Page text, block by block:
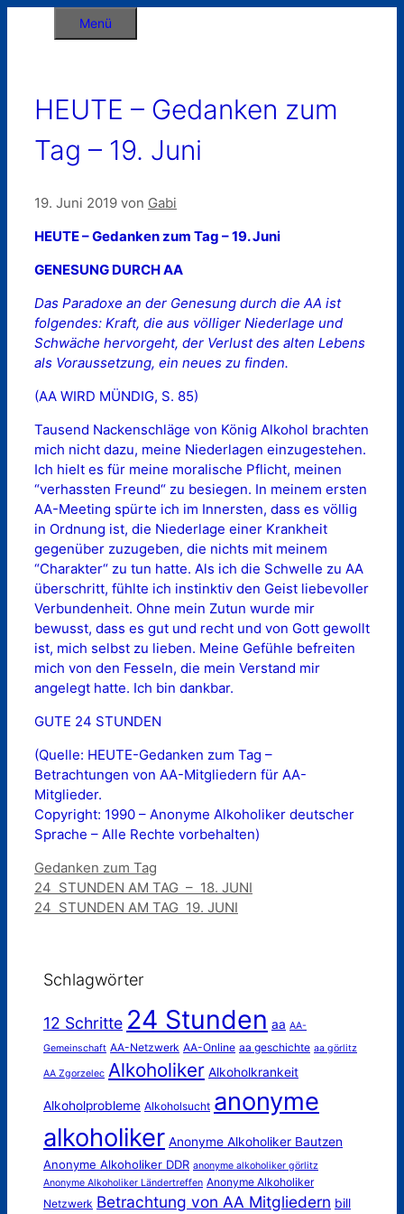
Menü
HEUTE – Gedanken zum
Tag – 19. Juni
19. Juni 2019 von Gabi
HEUTE – Gedanken zum Tag – 19. Juni
GENESUNG DURCH AA
Das Paradoxe an der Genesung durch die AA ist
folgendes: Kraft, die aus völliger Niederlage und
Schwäche hervorgeht, der Verlust des alten Lebens
als Voraussetzung, ein neues zu finden.
(AA WIRD MÜNDIG, S. 85)
Tausend Nackenschläge von König Alkohol brachten
mich nicht dazu, meine Niederlagen einzugestehen.
Ich hielt es für meine moralische Pflicht, meinen
“verhassten Freund“ zu besiegen. In meinem ersten
AA-Meeting spürte ich im Innersten, dass es völlig
in Ordnung ist, die Niederlage einer Krankheit
gegenüber zuzugeben, die nichts mit meinem
“Charakter“ zu tun hatte. Als ich die Schwelle zu AA
überschritt, fühlte ich instinktiv den Geist liebevoller
Verbundenheit. Ohne mein Zutun wurde mir
bewusst, dass es gut und recht und von Gott gewollt
ist, mich selbst zu lieben. Meine Gefühle befreiten
mich von den Fesseln, die mein Verstand mir
angelegt hatte. Ich bin dankbar.
GUTE 24 STUNDEN
(Quelle: HEUTE-Gedanken zum Tag –
Betrachtungen von AA-Mitgliedern für AA-
Mitglieder.
Copyright: 1990 – Anonyme Alkoholiker deutscher
Sprache – Alle Rechte vorbehalten)
Kategorien
Gedanken zum Tag
24 STUNDEN AM TAG – 18. JUNI
24 STUNDEN AM TAG 19. JUNI
Schlagwörter
12 Schritte 24 Stunden aa AA-
Gemeinschaft AA-Netzwerk AA-Online aa geschichte aa görlitz
AA Zgorzelec Alkoholiker Alkoholkrankeit
Alkoholprobleme Alkoholsucht anonyme
alkoholiker Anonyme Alkoholiker Bautzen
Anonyme Alkoholiker DDR anonyme alkoholiker görlitz
Anonyme Alkoholiker Ländertreffen Anonyme Alkoholiker
Netzwerk Betrachtung von AA Mitgliedern bill